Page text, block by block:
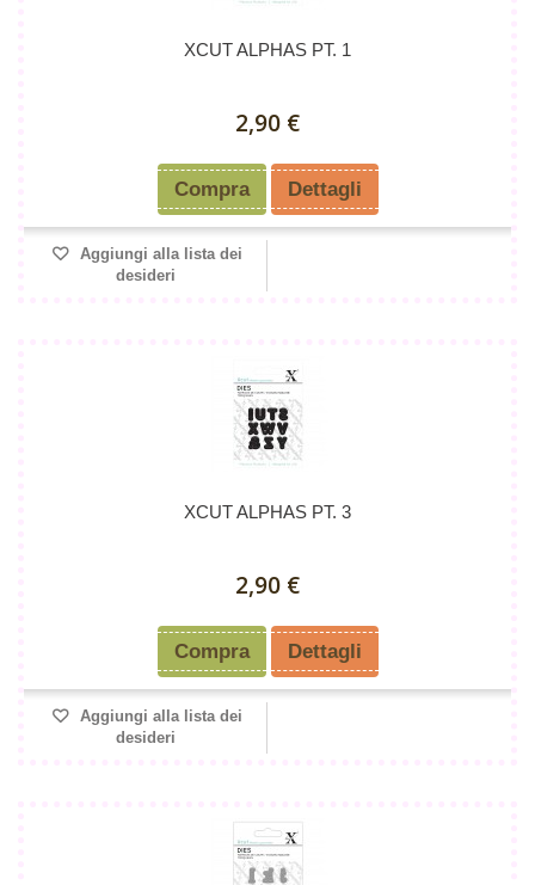
XCUT ALPHAS PT. 1
2,90 €
Compra Dettagli
Aggiungi alla lista dei
desideri
XCUT ALPHAS PT. 3
2,90 €
Compra Dettagli
Aggiungi alla lista dei
desideri